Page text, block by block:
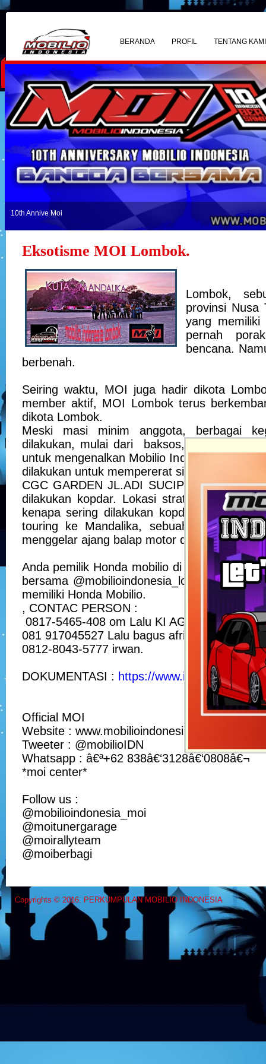
BERANDA PROFIL TENTANG KAMI
10th Annive Moi
Eksotisme MOI Lombok.
Lombok,
provinsi Nusa
yang
pernah
bencana.
berbenah.
Seiring waktu, MOI juga hadir dikota
member aktif, MOI Lombok terus
dikota Lombok.
Meski masi minim anggota, berbagai
dilakukan, mulai dari baksos, touring, dan
untuk mengenalkan Mobilio Indonesia di
dilakukan untuk mempererat silaturahmi
CGC GARDEN JL.ADI SUCIPTO
dilakukan kopdar. Lokasi strategis, dan
kenapa sering dilakukan kopdar disini.
touring ke Mandalika, sebuah daerah,
menggelar ajang balap motor dunia MOTO
Anda pemilik Honda mobilio di kota Lombok
bersama @mobilioindonesia_lombok , dan
memiliki Honda Mobilio.
, CONTAC PERSON :
0817-5465-408 om Lalu KI AGUS
081 917045527 Lalu bagus afriady,
0812-8043-5777 irwan.
DOKUMENTASI : https://
Official MOI
Website : www.mobilioindonesia.club
Tweeter : @mobilioIDN
Whatsapp : â€ª+62 838â€‘3128â€‘0808â€¬
*moi center*
Follow us :
@mobilioindonesia_moi
@moitunergarage
@moirallyteam
@moiberbagi
Copyrights © 2016. PERKUMPULAN MOBILIO INDONESIA